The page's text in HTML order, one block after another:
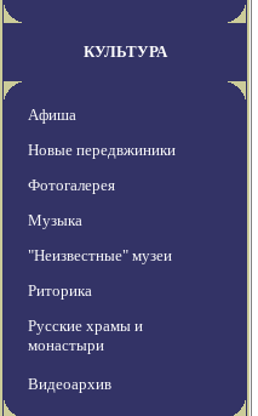
КУЛЬТУРА
Афиша
Новые передвжиники
Фотогалерея
Музыка
"Неизвестные" музеи
Риторика
Русские храмы и
монастыри
Видеоархив